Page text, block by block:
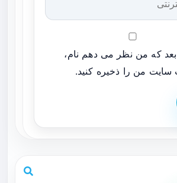
که من نظر می دهم نام،
سایت من را ذخیره کنید.